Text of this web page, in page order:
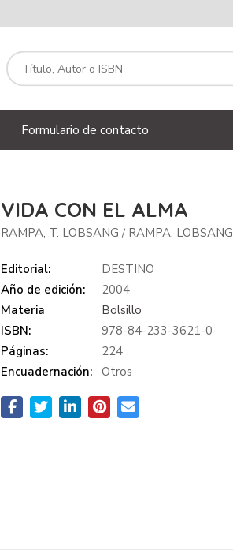
Formulario de contacto
VIDA CON EL ALMA
RAMPA, T. LOBSANG / RAMPA, LOBSANG
Editorial:
DESTINO
Año de edición:
2004
Materia
Bolsillo
ISBN:
978-84-233-3621-0
Páginas:
224
Encuadernación:
Otros